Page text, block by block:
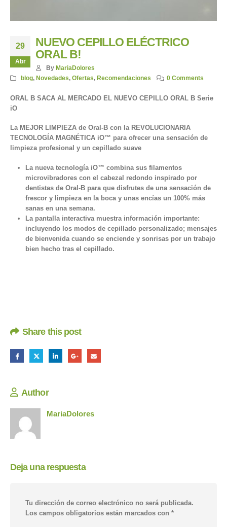
29
Abr
NUEVO CEPILLO ELÉCTRICO
ORAL B!
By MariaDolores
blog, Novedades, Ofertas, Recomendaciones 0 Comments
ORAL B SACA AL MERCADO EL NUEVO CEPILLO ORAL B Serie
iO
La MEJOR LIMPIEZA de Oral-B con la REVOLUCIONARIA
TECNOLOGÍA MAGNÉTICA iO™ para ofrecer una sensación de
limpieza profesional y un cepillado suave
La nueva tecnología iO™ combina sus filamentos
microvibradores con el cabezal redondo inspirado por
dentistas de Oral-B para que disfrutes de una sensación de
frescor y limpieza en la boca y unas encías un 100% más
sanas en una semana.
La pantalla interactiva muestra información importante:
incluyendo los modos de cepillado personalizado; mensajes
de bienvenida cuando se enciende y sonrisas por un trabajo
bien hecho tras el cepillado.
Share this post
Author
MariaDolores
Deja una respuesta
Tu dirección de correo electrónico no será publicada.
Los campos obligatorios están marcados con *